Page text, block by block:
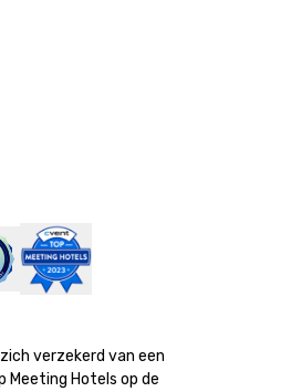
verzekerd van een
Meeting Hotels op de